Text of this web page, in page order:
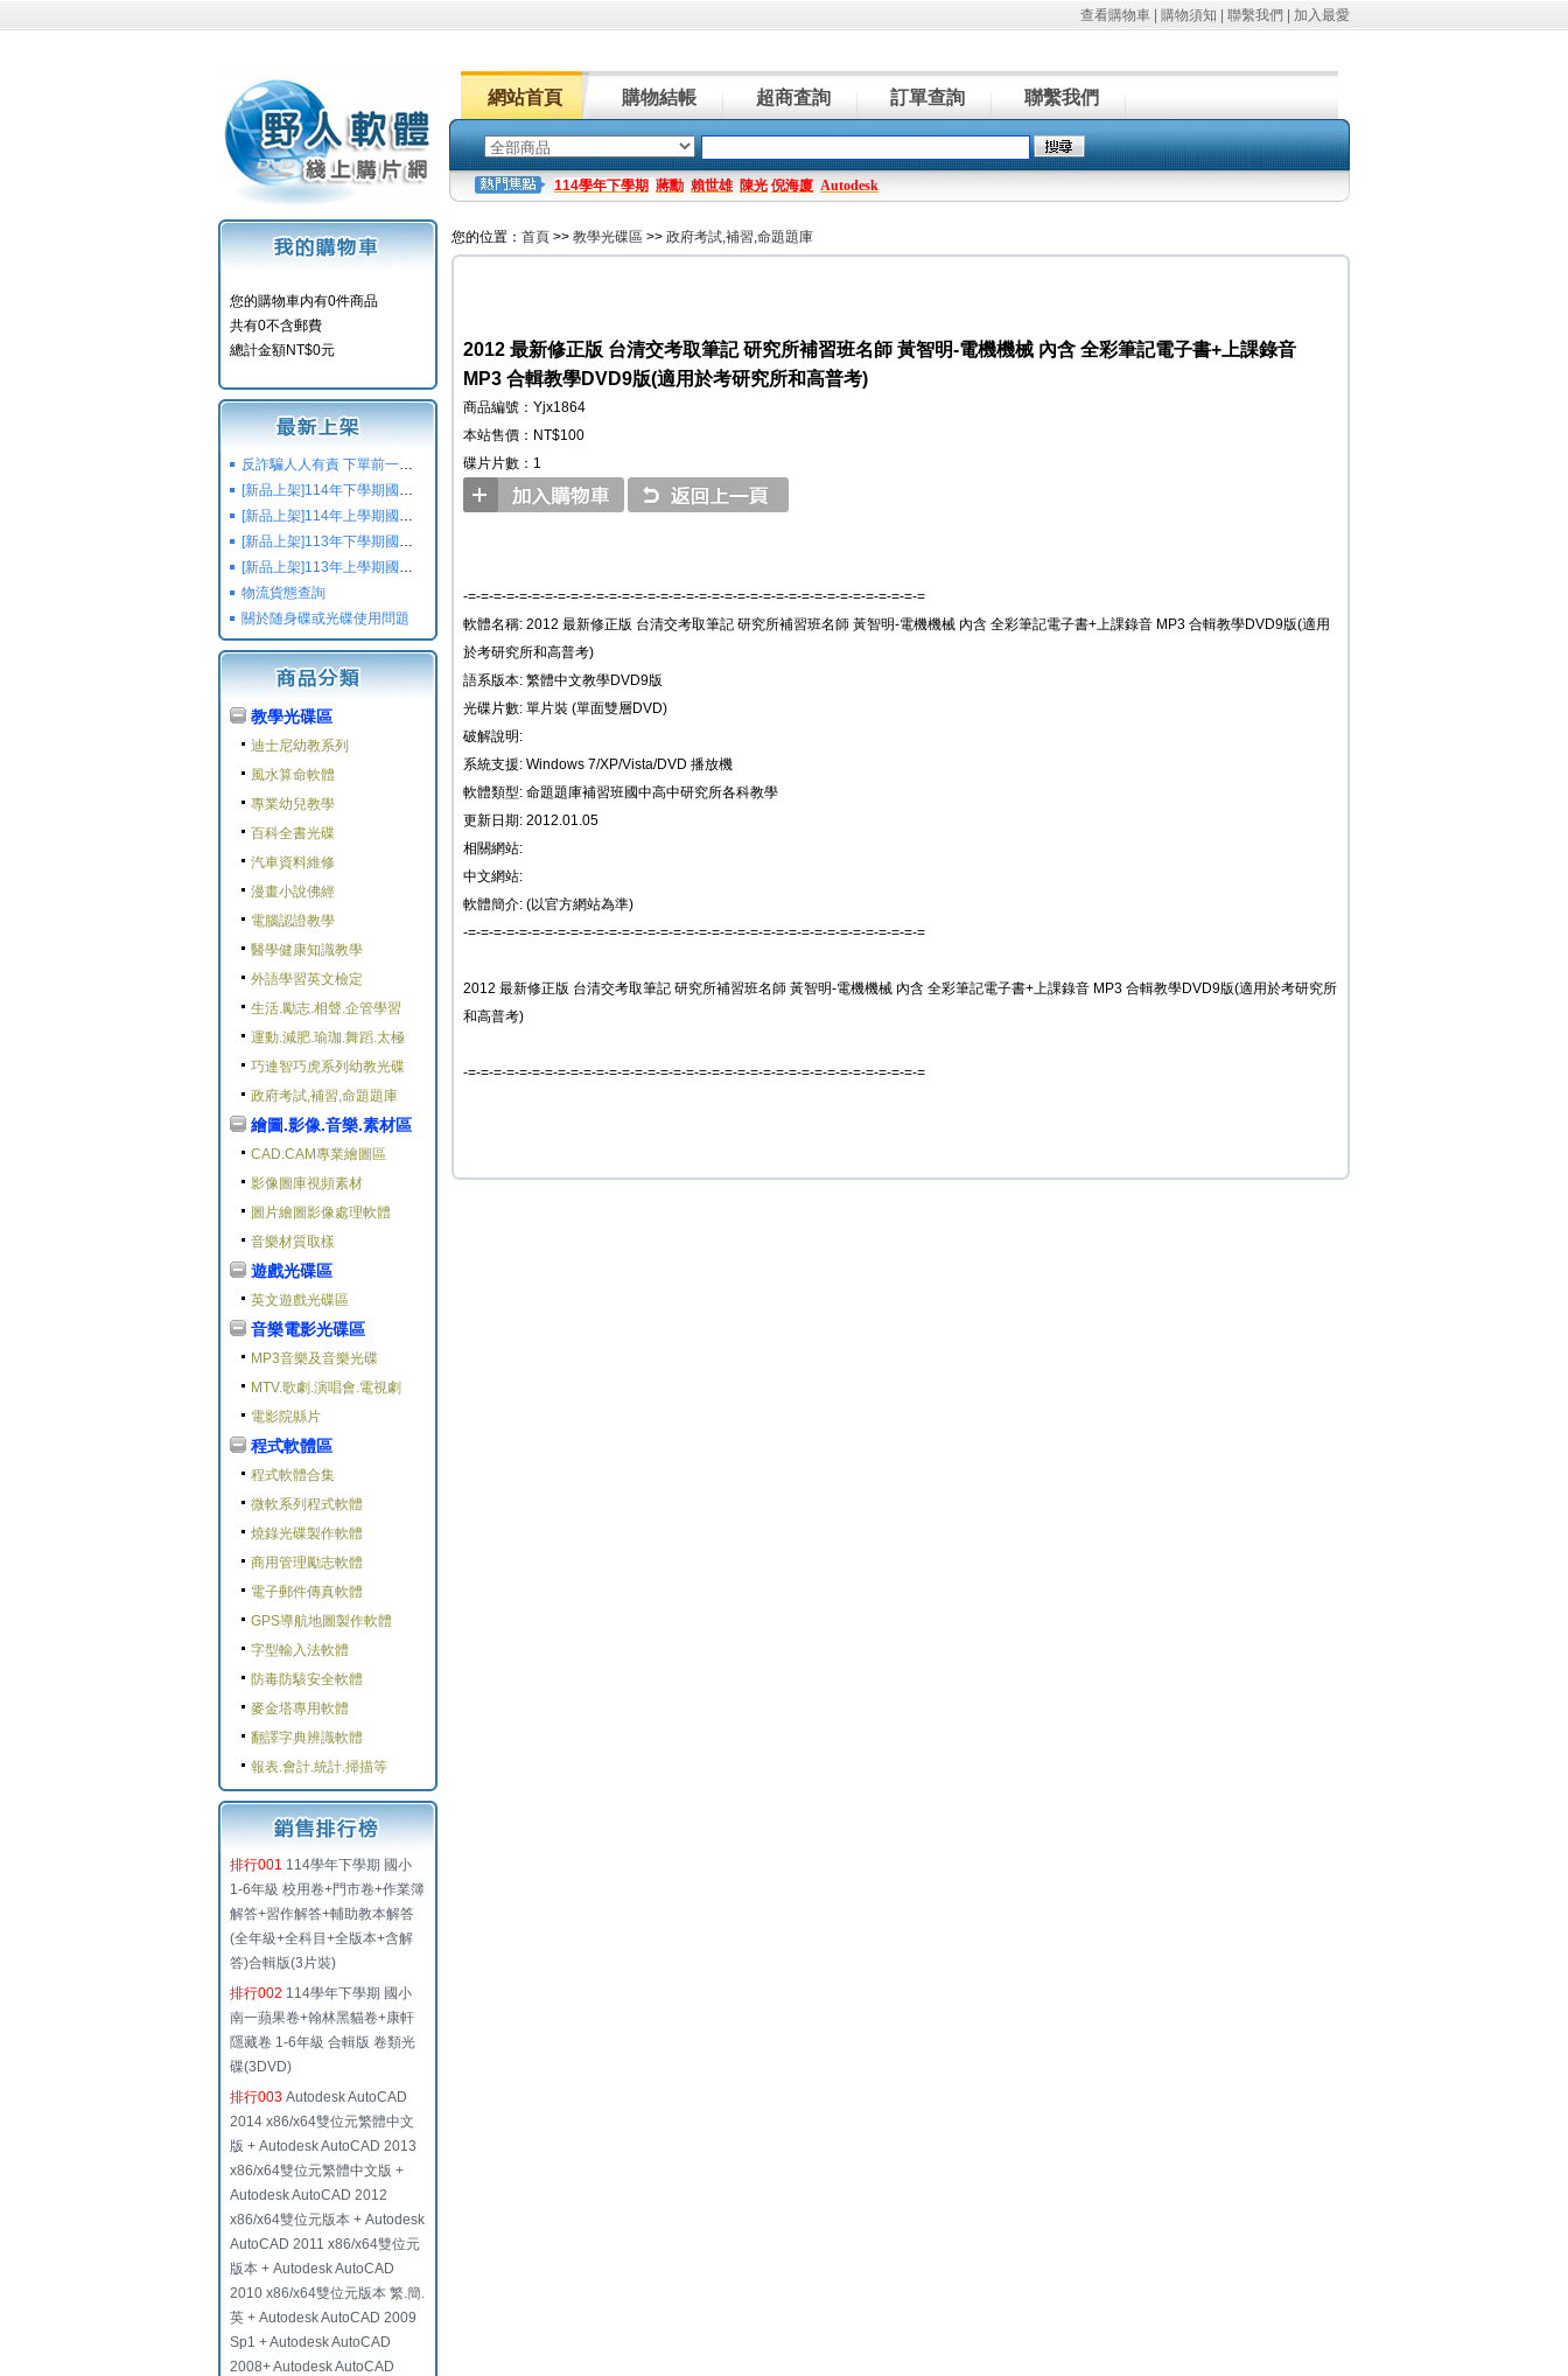
查看購物車 購物須知 聯繫我們 加入最愛
網站首頁 購物結帳 超商査詢 訂單查詢 聯繫我們
114學年下學期 蔣勳 賴世雄 陳光 倪海廈 Autodesk
您的購物車内有0件商品
共有0不含郵費
總計金額NT$0元
反詐騙人人有責 下單前一定要注意
[新品上架]114年下學期國小國中高中命題光碟,校用卷,習作
[新品上架]114年上學期國小國中高中命題光碟,校用卷,習作
[新品上架]113年下學期國小國中高中命題光碟,校用卷,習作
[新品上架]113年上學期國小國中高中命題光碟,校用卷,習作
物流貨態查詢
關於随身碟或光碟使用問題
教學光碟區
迪士尼幼教系列
風水算命軟體
專業幼兒教學
百科全書光碟
汽車資料維修
漫畫小說佛經
電腦認證教學
醫學健康知識教學
外語學習英文檢定
生活.勵志.相聲.企管學習
運動.減肥.瑜珈.舞蹈.太極
巧連智巧虎系列幼教光碟
政府考試,補習,命題題庫
繪圖.影像.音樂.素材區
CAD.CAM專業繪圖區
影像圖庫視頻素材
圖片繪圖影像處理軟體
音樂材質取樣
遊戲光碟區
英文遊戲光碟區
音樂電影光碟區
MP3音樂及音樂光碟
MTV.歌劇.演唱會.電視劇
電影院縣片
程式軟體區
程式軟體合集
微軟系列程式軟體
燒錄光碟製作軟體
商用管理勵志軟體
電子郵件傳真軟體
GPS導航地圖製作軟體
字型輸入法軟體
防毒防駭安全軟體
麥金塔專用軟體
翻譯字典辨識軟體
報表.會計.統計.掃描等
排行001 114學年下學期 國小
1-6年級 校用卷+門市卷+作業簿
解答+習作解答+輔助教本解答
(全年級+全科目+全版本+含解
答)合輯版(3片裝)
排行002 114學年下學期 國小
南一蘋果卷+翰林黑貓卷+康軒
隱藏卷 1-6年級 合輯版 卷類光
碟(3DVD)
排行003 Autodesk AutoCAD
2014 x86/x64雙位元繁體中文
版 + Autodesk AutoCAD 2013
x86/x64雙位元繁體中文版 +
Autodesk AutoCAD 2012
x86/x64雙位元版本 + Autodesk
AutoCAD 2011 x86/x64雙位元
版本 + Autodesk AutoCAD
2010 x86/x64雙位元版本 繁.簡.
英 + Autodesk AutoCAD 2009
Sp1 + Autodesk AutoCAD
2008+ Autodesk AutoCAD
您的位置： 首頁 >> 教學光碟區 >> 政府考試,補習,命題題庫
2012 最新修正版 台清交考取筆記 研究所補習班名師 黃智明-電機機械 內含 全彩筆記電子書+上課錄音
MP3 合輯教學DVD9版(適用於考研究所和高普考)
商品編號：Yjx1864
本站售價：NT$100
碟片片數：1
-=-=-=-=-=-=-=-=-=-=-=-=-=-=-=-=-=-=-=-=-=-=-=-=-=-=-=-=-=-=-=-=-=-=-=-=
軟體名稱: 2012 最新修正版 台清交考取筆記 研究所補習班名師 黃智明-電機機械 內含 全彩筆記電子書+上課錄音 MP3 合輯教學DVD9版(適用
於考研究所和高普考)
語系版本: 繁體中文教學DVD9版
光碟片數: 單片裝 (單面雙層DVD)
破解說明:
系統支援: Windows 7/XP/Vista/DVD 播放機
軟體類型: 命題題庫補習班國中高中研究所各科教學
更新日期: 2012.01.05
相關網站:
中文網站:
軟體簡介: (以官方網站為準)
-=-=-=-=-=-=-=-=-=-=-=-=-=-=-=-=-=-=-=-=-=-=-=-=-=-=-=-=-=-=-=-=-=-=-=-=
2012 最新修正版 台清交考取筆記 研究所補習班名師 黃智明-電機機械 內含 全彩筆記電子書+上課錄音 MP3 合輯教學DVD9版(適用於考研究所
和高普考)
-=-=-=-=-=-=-=-=-=-=-=-=-=-=-=-=-=-=-=-=-=-=-=-=-=-=-=-=-=-=-=-=-=-=-=-=